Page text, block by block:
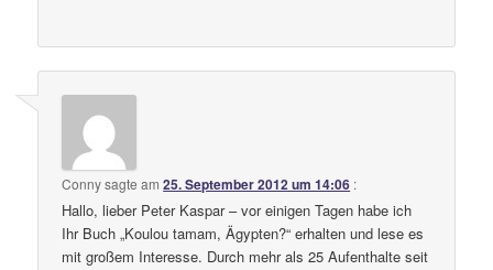
Connysagte am25. September 2012 um 14:06 :
Hallo, lieber Peter Kaspar – vor einigen Tagen habe ich
Ihr Buch „Koulou tamam, Ägypten?“ erhalten und lese es
mit großem Interesse. Durch mehr als 25 Aufenthalte seit